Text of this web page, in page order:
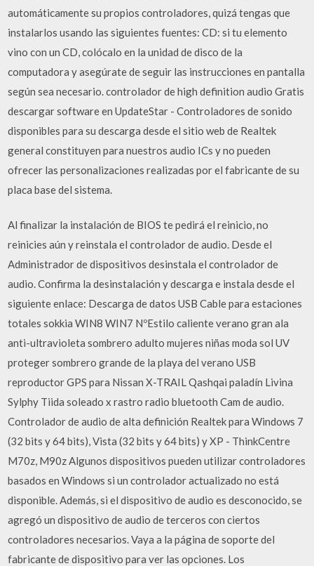
automáticamente su propios controladores, quizá tengas que
instalarlos usando las siguientes fuentes: CD: si tu elemento
vino con un CD, colócalo en la unidad de disco de la
computadora y asegúrate de seguir las instrucciones en pantalla
según sea necesario. controlador de high definition audio Gratis
descargar software en UpdateStar - Controladores de sonido
disponibles para su descarga desde el sitio web de Realtek
general constituyen para nuestros audio ICs y no pueden
ofrecer las personalizaciones realizadas por el fabricante de su
placa base del sistema.
Al finalizar la instalación de BIOS te pedirá el reinicio, no
reinicies aún y reinstala el controlador de audio. Desde el
Administrador de dispositivos desinstala el controlador de
audio. Confirma la desinstalación y descarga e instala desde el
siguiente enlace: Descarga de datos USB Cable para estaciones
totales sokkia WIN8 WIN7 NºEstilo caliente verano gran ala
anti-ultravioleta sombrero adulto mujeres niñas moda sol UV
proteger sombrero grande de la playa del verano USB
reproductor GPS para Nissan X-TRAIL Qashqai paladín Livina
Sylphy Tiida soleado x rastro radio bluetooth Cam de audio.
Controlador de audio de alta definición Realtek para Windows 7
(32 bits y 64 bits), Vista (32 bits y 64 bits) y XP - ThinkCentre
M70z, M90z Algunos dispositivos pueden utilizar controladores
basados en Windows si un controlador actualizado no está
disponible. Además, si el dispositivo de audio es desconocido, se
agregó un dispositivo de audio de terceros con ciertos
controladores necesarios. Vaya a la página de soporte del
fabricante de dispositivo para ver las opciones. Los